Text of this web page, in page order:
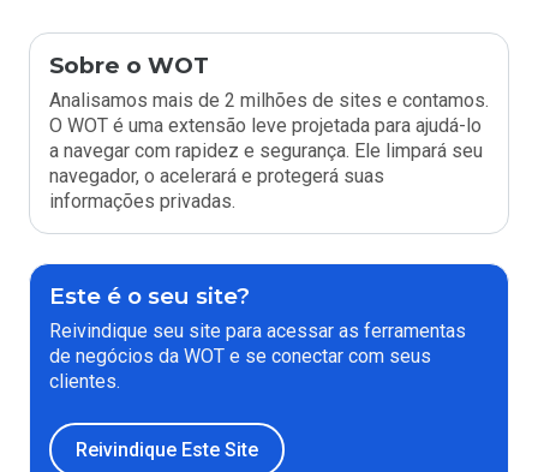
Sobre o WOT
Analisamos mais de 2 milhões de sites e contamos.
O WOT é uma extensão leve projetada para ajudá-lo
a navegar com rapidez e segurança. Ele limpará seu
navegador, o acelerará e protegerá suas
informações privadas.
Este é o seu site?
Reivindique seu site para acessar as ferramentas
de negócios da WOT e se conectar com seus
clientes.
Reivindique Este Site